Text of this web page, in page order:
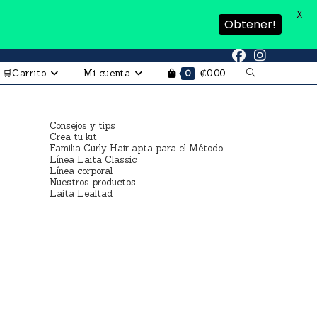
🛒Carrito Mi cuenta 0 ₡0.00
Consejos y tips
Crea tu kit
Familia Curly Hair apta para el Método
Línea Laita Classic
Línea corporal
Nuestros productos
Laita Lealtad
Obtener!
X